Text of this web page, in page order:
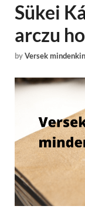
Sükei
arczu
byVersek